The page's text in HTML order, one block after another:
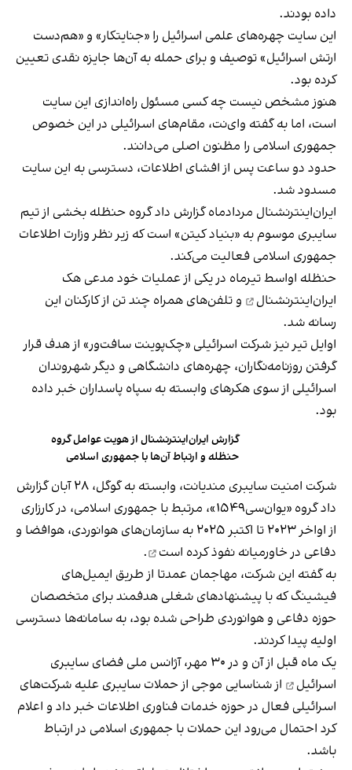
داده بودند.
این سایت چهره‌های علمی اسرائیل را «جنایتکار» و «هم‌دست
ارتش اسرائیل» توصیف و برای حمله به آن‌ها جایزه نقدی تعیین
کرده بود.
هنوز مشخص نیست چه کسی مسئول راه‌اندازی این سایت
است، اما به گفته وای‌نت، مقام‌های اسرائیلی در این خصوص
جمهوری اسلامی را مظنون اصلی می‌دانند.
حدود دو ساعت پس از افشای اطلاعات، دسترسی به این سایت
مسدود شد.
ایران‌اینترنشنال مردادماه گزارش داد گروه حنظله بخشی از تیم
سایبری موسوم به «بنیاد کیتن» است که زیر نظر وزارت اطلاعات
جمهوری اسلامی فعالیت می‌کند.
حنظله اواسط تیرماه در یکی از عملیات خود مدعی هک
ایران‌اینترنشنال
و تلفن‌های همراه چند تن از کارکنان این
رسانه شد.
اوایل تیر نیز شرکت اسرائیلی «چک‌پوینت سافت‌ور» از هدف قرار
گرفتن روزنامه‌نگاران، چهره‌های دانشگاهی و دیگر شهروندان
اسرائیلی از سوی هکرهای وابسته به سپاه پاسداران خبر داده
بود.
گزارش ایران‌اینترنشنال از هویت عوامل گروه
حنظله و ارتباط آن‌ها با جمهوری اسلامی
شرکت امنیت سایبری مندیانت، وابسته به گوگل، ۲۸ آبان گزارش
داد گروه «یو‌ان‌سی۱۵۴۹»، مرتبط با جمهوری اسلامی، در کارزاری
از اواخر ۲۰۲۳ تا اکتبر ۲۰۲۵ به سازمان‌های هوانوردی، هوافضا و
دفاعی در خاورمیانه نفوذ کرده است
.
به‌ گفته این شرکت، مهاجمان عمدتا از طریق ایمیل‌های
فیشینگ که با پیشنهادهای شغلی هدفمند برای متخصصان
حوزه دفاعی و هوانوردی طراحی شده بود، به سامانه‌ها دسترسی
اولیه پیدا کردند.
یک ماه قبل از آن و در ۳۰ مهر،
آژانس ملی فضای سایبری
اسرائیل
از شناسایی موجی از حملات سایبری علیه شرکت‌های
اسرائیلی فعال در حوزه خدمات فناوری اطلاعات خبر داد و اعلام
کرد احتمال می‌رود این حملات با جمهوری اسلامی در ارتباط
باشد.